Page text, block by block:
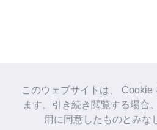
このウェブサイトは、 Cookie
ます。引き続き閲覧する場合
用に同意したものとみな